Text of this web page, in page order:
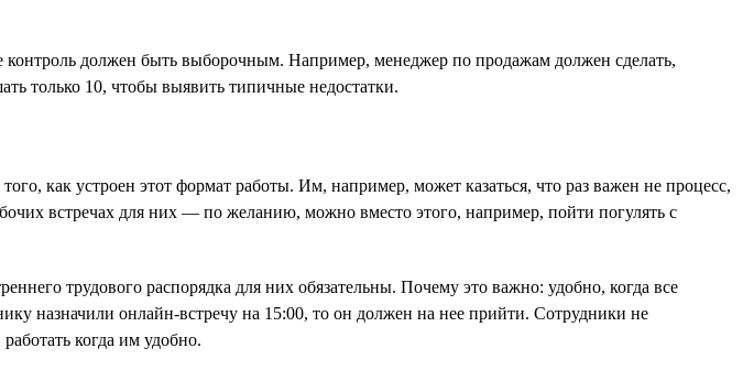
контроль должен быть выборочным. Например, менеджер по продажам должен сделать,
только 10, чтобы выявить типичные недостатки.
как устроен этот формат работы. Им, например, может казаться, что раз важен не процесс,
встречах для них — по желанию, можно вместо этого, например, пойти погулять с
трудового распорядка для них обязательны. Почему это важно: удобно, когда все
назначили онлайн-встречу на 15:00, то он должен на нее прийти. Сотрудники не
когда им удобно.